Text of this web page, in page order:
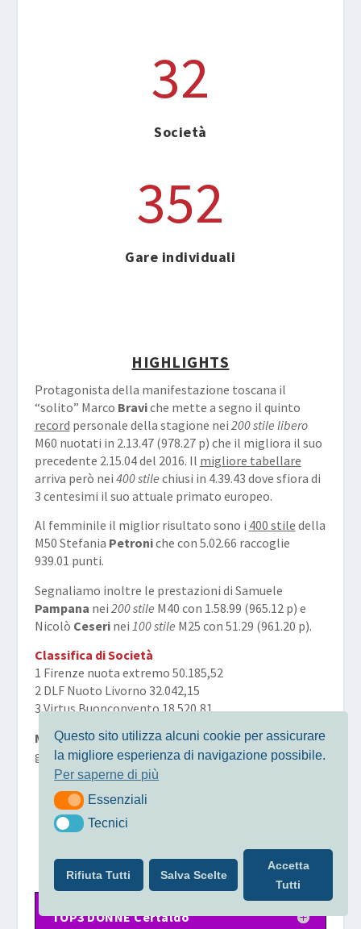
32
Società
352
Gare individuali
HIGHLIGHTS
Protagonista della manifestazione toscana il
“solito” Marco Braviche mette a segno il quinto
record personale della stagione nei 200 stile libero
M60 nuotati in 2.13.47 (978.27 p) che il migliora il suo
precedente 2.15.04 del 2016. Il migliore tabellare
arriva però nei 400 stile chiusi in 4.39.43 dove sfiora di
3 centesimi il suo attuale primato europeo.
Al femminile il miglior risultato sono i 400 stile della
M50 Stefania Petroniche con 5.02.66 raccoglie
939.01 punti.
Segnaliamo inoltre le prestazioni di Samuele
Pampana nei 200 stile M40 con 1.58.99 (965.12 p) e
Nicolò Ceserinei 100 stile M25 con 51.29 (961.20 p).
Classifica di Società
1 Firenze nuota extremo 50.185,52
2 DLF Nuoto Livorno 32.042,15
3 Virtus Buonconvento 18.520,81
Metodo: somma di tutti i punteggi di ogni categoria,
gara e sesso.
TOP3 di CATEGORIA
TOP3 DONNE Certaldo
Questo sito utilizza alcuni cookie per assicurare
la migliore esperienza di navigazione possibile.
Per saperne di più
EssenzialiEssenziali
TecniciTecnici
Rifiuta Tutti Salva Scelte
Accetta
Tutti